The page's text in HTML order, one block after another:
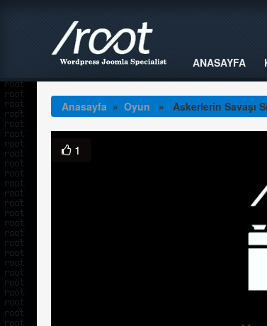
ANASAYFA
Anasayfa » Oyun » Askerlerin Savaşı
1